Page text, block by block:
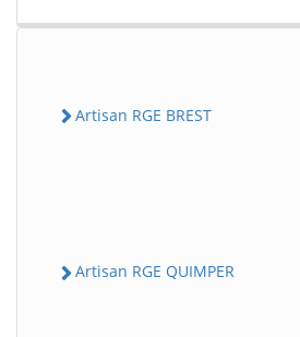
Artisan RGE BREST
Artisan RGE QUIMPER